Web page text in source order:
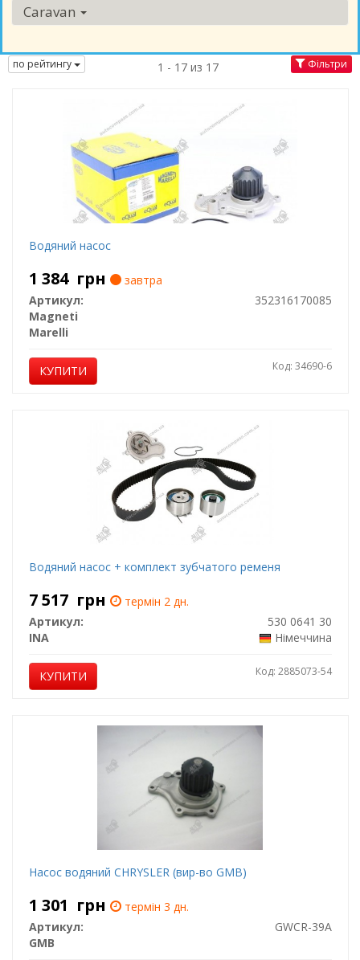
Caravan
по рейтингу 1 - 17 из 17 Фільтри
Водяний насос
1 384 грн
завтра
Артикул:
352316170085
Magneti
Marelli
КУПИТИ Код: 34690-6
Водяний насос + комплект зубчатого ременя
7 517 грн
термін 2 дн.
Артикул:
530 0641 30
INA
Німеччина
КУПИТИ Код: 2885073-54
Насос водяний CHRYSLER (вир-во GMB)
1 301 грн
термін 3 дн.
Артикул:
GWCR-39A
GMB